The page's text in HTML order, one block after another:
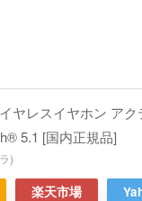
ヤレスイヤホン ア
5.1 [国内正規品]
)
楽天市場